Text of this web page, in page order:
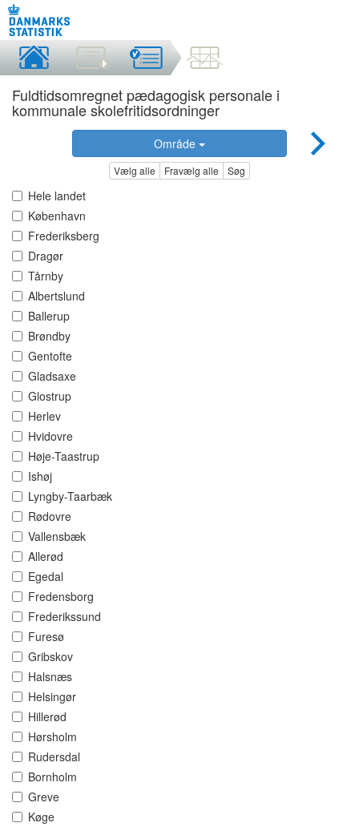
Fuldtidsomregnet pædagogisk personale i
kommunale skolefritidsordninger
Område
Vælg alle Fravælg alle Søg
Hele landet
København
Frederiksberg
Dragør
Tårnby
Albertslund
Ballerup
Brøndby
Gentofte
Gladsaxe
Glostrup
Herlev
Hvidovre
Høje-Taastrup
Ishøj
Lyngby-Taarbæk
Rødovre
Vallensbæk
Allerød
Egedal
Fredensborg
Frederikssund
Furesø
Gribskov
Halsnæs
Helsingør
Hillerød
Hørsholm
Rudersdal
Bornholm
Greve
Køge